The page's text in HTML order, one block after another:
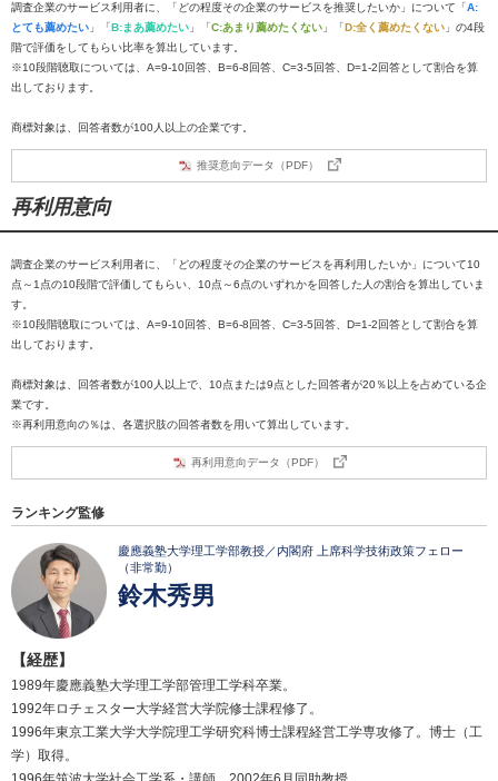
調査企業のサービス利用者に、「どの程度その企業のサービスを推奨したいか」について「A:
とても薦めたい 」「B:まあ薦めたい 」「C:あまり薦めたくない 」「D:全く薦めたくない 」の4段
階で評価をしてもらい比率を算出しています。
※10段階聴取については、A=9-10回答、B=6-8回答、C=3-5回答、D=1-2回答として割合を算
出しております。
商標対象は、回答者数が100人以上の企業です。
推奨意向データ（PDF）
再利用意向
調査企業のサービス利用者に、「どの程度その企業のサービスを再利用したいか」について10
点～1点の10段階で評価してもらい、10点～6点のいずれかを回答した人の割合を算出していま
す。
※10段階聴取については、A=9-10回答、B=6-8回答、C=3-5回答、D=1-2回答として割合を算
出しております。
商標対象は、回答者数が100人以上で、10点または9点とした回答者が20％以上を占めている企
業です。
※再利用意向の％は、各選択肢の回答者数を用いて算出しています。
再利用意向データ（PDF）
ランキング監修
慶應義塾大学理工学部教授／内閣府 上席科学技術政策フェロー
（非常勤）
鈴木秀男
【経歴】
1989年慶應義塾大学理工学部管理工学科卒業。
1992年ロチェスター大学経営大学院修士課程修了。
1996年東京工業大学大学院理工学研究科博士課程経営工学専攻修了。博士（工
学）取得。